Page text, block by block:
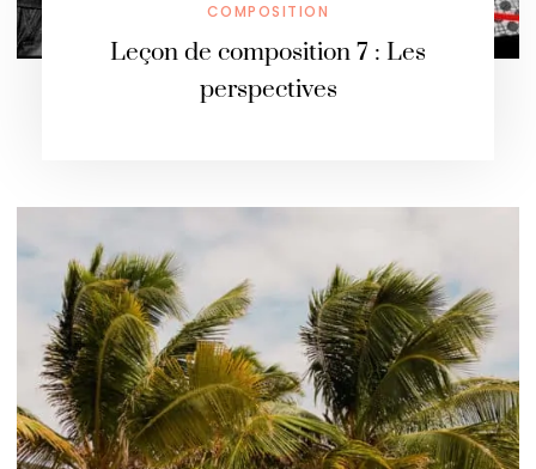
COMPOSITION
Leçon de composition 7 : Les
perspectives